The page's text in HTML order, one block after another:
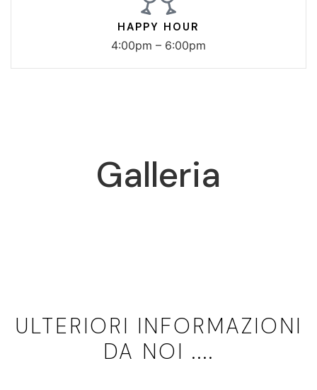
HAPPY HOUR
4:00pm – 6:00pm
Galleria
ULTERIORI INFORMAZIONI
DA NOI ....